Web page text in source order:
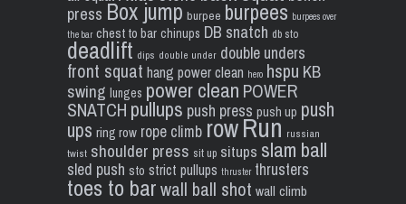
press Box jump burpee burpees burpees over
the bar chest to bar chinups DB snatch db sto
deadlift dips double under double unders
front squat hang power clean hero hspu KB
swing lunges power clean POWER
SNATCH pullups push press push up push
ups ring row rope climb rowRun russian
twist shoulder press sit up situps slam ball
sled push sto strict pullups thruster thrusters
toes to barwall ball shot wall climb